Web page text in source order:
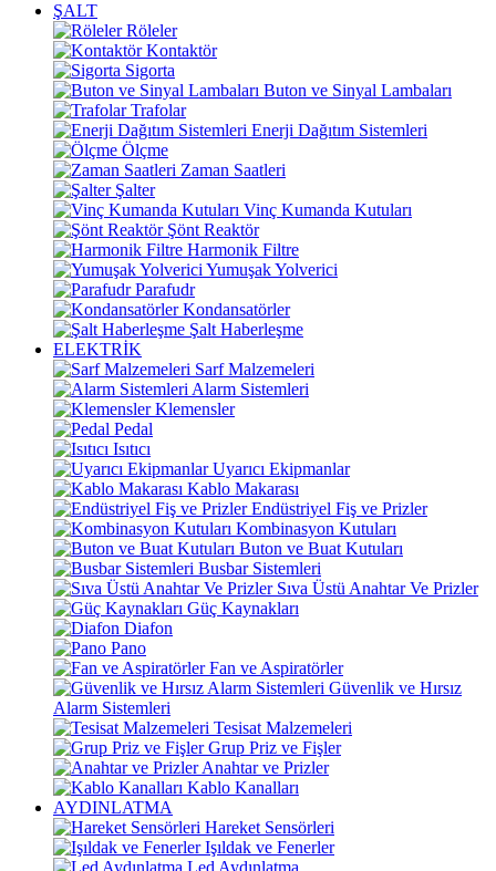
ŞALT
Röleler
Kontaktör
Sigorta
Buton ve Sinyal Lambaları
Trafolar
Enerji Dağıtım Sistemleri
Ölçme
Zaman Saatleri
Şalter
Vinç Kumanda Kutuları
Şönt Reaktör
Harmonik Filtre
Yumuşak Yolverici
Parafudr
Kondansatörler
Şalt Haberleşme
ELEKTRİK
Sarf Malzemeleri
Alarm Sistemleri
Klemensler
Pedal
Isıtıcı
Uyarıcı Ekipmanlar
Kablo Makarası
Endüstriyel Fiş ve Prizler
Kombinasyon Kutuları
Buton ve Buat Kutuları
Busbar Sistemleri
Sıva Üstü Anahtar Ve Prizler
Güç Kaynakları
Diafon
Pano
Fan ve Aspiratörler
Güvenlik ve Hırsız
Alarm Sistemleri
Tesisat Malzemeleri
Grup Priz ve Fişler
Anahtar ve Prizler
Kablo Kanalları
AYDINLATMA
Hareket Sensörleri
Işıldak ve Fenerler
Led Aydınlatma